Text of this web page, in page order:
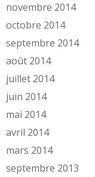
novembre 2014
octobre 2014
septembre 2014
août 2014
juillet 2014
juin 2014
mai 2014
avril 2014
mars 2014
septembre 2013